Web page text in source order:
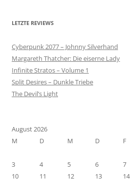
LETZTE REVIEWS
Cyberpunk 2077 – Johnny Silverhand
Margareth Thatcher: Die eiserne Lady
Infinite Stratos – Volume 1
Split Desires – Dunkle Triebe
The Devil’s Light
August 2026
M
D M D F
3
4 5 6 7
10
11 12 13 14